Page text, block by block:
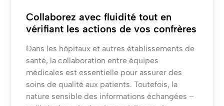
Collaborez avec fluidité tout en
vérifiant les actions de vos confrères
Dans les hôpitaux et autres établissements de
santé, la collaboration entre équipes
médicales est essentielle pour assurer des
soins de qualité aux patients. Toutefois, la
nature sensible des informations échangées –